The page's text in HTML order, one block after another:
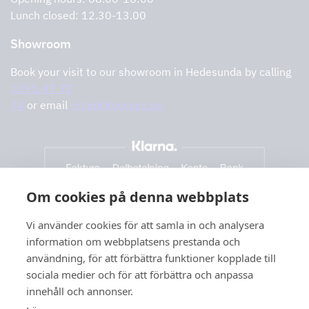
Om cookies på denna webbplats
Vi använder cookies för att samla in och analysera
information om webbplatsens prestanda och
användning, för att förbättra funktioner kopplade till
sociala medier och för att förbättra och anpassa
innehåll och annonser.
Lunch closed: 12.30-13.00
Showroom
Book your visit to our showroom in Hedesunda by calling
0291-47 77
74 or email order@tovenco.se.